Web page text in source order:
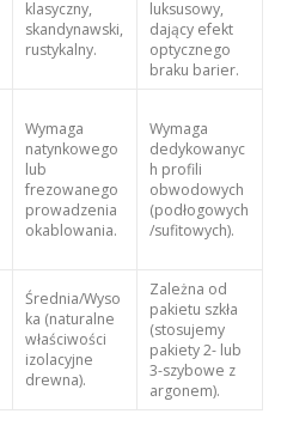
klasyczny,
skandynawski,
rustykalny.
luksusowy,
dający efekt
optycznego
braku barier.
Wymaga
natynkowego
lub
frezowanego
prowadzenia
okablowania.
Wymaga
dedykowanyc
h profili
obwodowych
(podłogowych
/sufitowych).
Średnia/Wyso
ka (naturalne
właściwości
izolacyjne
drewna).
Zależna od
pakietu szkła
(stosujemy
pakiety 2- lub
3-szybowe z
argonem).